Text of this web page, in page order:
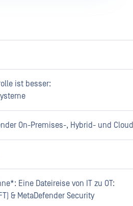
ist besser:
On-Premises-, Hybrid- und Cloud
Eine Dateireise von IT zu OT:
& MetaDefender Security